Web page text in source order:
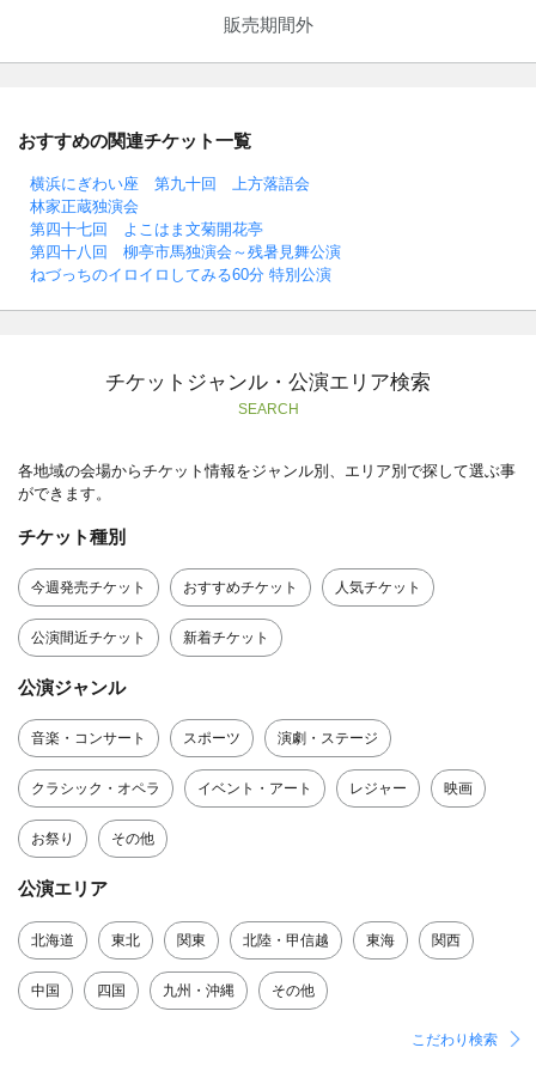
販売期間外
おすすめの関連チケット一覧
横浜にぎわい座 第九十回 上方落語会
林家正蔵独演会
第四十七回 よこはま文菊開花亭
第四十八回 柳亭市馬独演会～残暑見舞公演
ねづっちのイロイロしてみる60分 特別公演
チケットジャンル・公演エリア検索
SEARCH
各地域の会場からチケット情報をジャンル別、エリア別で探して選ぶ事
ができます。
チケット種別
今週発売チケット おすすめチケット 人気チケット
公演間近チケット 新着チケット
公演ジャンル
音楽・コンサート スポーツ 演劇・ステージ
クラシック・オペラ イベント・アート レジャー 映画
お祭り その他
公演エリア
北海道 東北 関東 北陸・甲信越 東海 関西
中国 四国 九州・沖縄 その他
こだわり検索